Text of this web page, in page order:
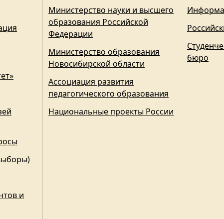
и
Министерство науки и высшего
образования Российской
Федерации
Министерство образования
Новосибирской области
Ассоциация развития
педагогического образования
Национальные проекты России
бюро